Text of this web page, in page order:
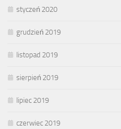
styczeń 2020
grudzień 2019
listopad 2019
sierpień 2019
lipiec 2019
czerwiec 2019